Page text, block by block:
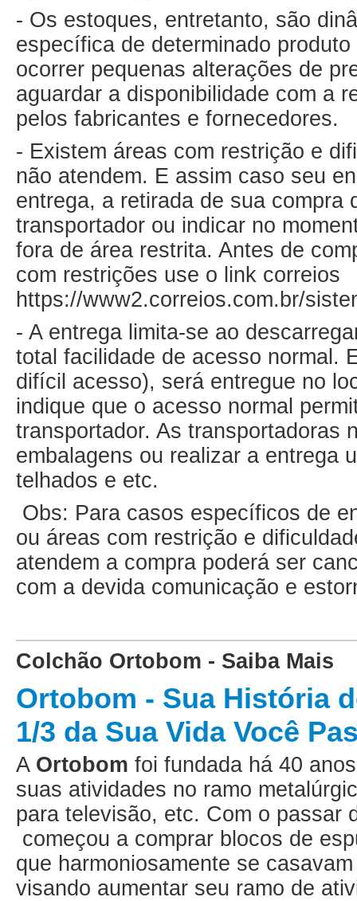
- Os estoques, entretanto, são
específica de determinado
ocorrer pequenas alterações de
aguardar a disponibilidade com a
pelos fabricantes e fornecedores.
- Existem áreas com restrição e
não atendem. E assim caso seu
entrega, a retirada de sua compra
transportador ou indicar no
fora de área restrita. Antes de
com restrições use o link correios
https://www2.correios.com.br/
- A entrega limita-se ao
total facilidade de acesso normal.
difícil acesso), será entregue no
indique que o acesso normal
transportador. As transportadoras
embalagens ou realizar a entrega
telhados e etc.
Obs: Para casos específicos de
ou áreas com restrição e
atendem a compra poderá ser
com a devida comunicação e
Colchão Ortobom - Saiba Mais
Ortobom - Sua História
1/3 da Sua Vida Você
A Ortobom foi fundada há 40
suas atividades no ramo
para televisão, etc. Com o passar
começou a comprar blocos de
que harmoniosamente se
visando aumentar seu ramo de